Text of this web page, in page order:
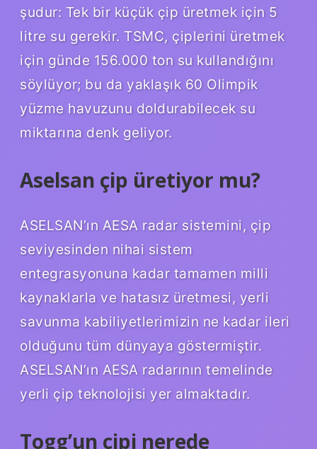
şudur: Tek bir küçük çip üretmek için 5
litre su gerekir. TSMC, çiplerini üretmek
için günde 156.000 ton su kullandığını
söylüyor; bu da yaklaşık 60 Olimpik
yüzme havuzunu doldurabilecek su
miktarına denk geliyor.
Aselsan çip üretiyor mu?
ASELSAN’ın AESA radar sistemini, çip
seviyesinden nihai sistem
entegrasyonuna kadar tamamen milli
kaynaklarla ve hatasız üretmesi, yerli
savunma kabiliyetlerimizin ne kadar ileri
olduğunu tüm dünyaya göstermiştir.
ASELSAN’ın AESA radarının temelinde
yerli çip teknolojisi yer almaktadır.
Togg’un çipi nerede